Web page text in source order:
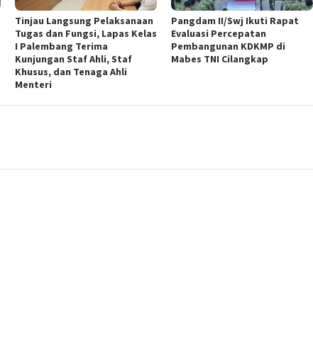
Tinjau Langsung Pelaksanaan
Tugas dan Fungsi, Lapas Kelas
I Palembang Terima
Kunjungan Staf Ahli, Staf
Khusus, dan Tenaga Ahli
Menteri
Pangdam II/Swj Ikuti Rapat
Evaluasi Percepatan
Pembangunan KDKMP di
Mabes TNI Cilangkap